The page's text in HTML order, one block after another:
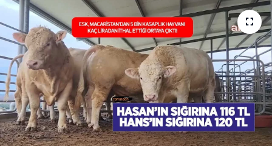
Yetiştirici Soruyor
Dünyada Tarım
Üretici Birlikleri
Şeker ve Şekerli Mamüller
Tahıllar ve Baklagiller